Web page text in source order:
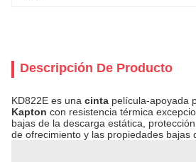
Descripción De Producto
KD822E es una cinta película-apoyada
Kapton con resistencia térmica
bajas de la descarga estática,
de ofrecimiento y las propiedades bajas